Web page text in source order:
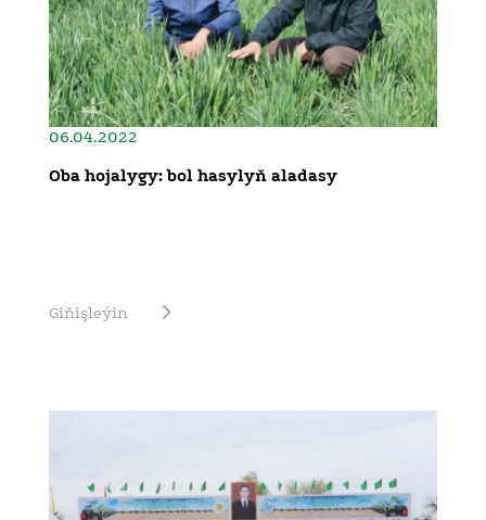
06.04.2022
Oba hojalygy: bol hasylyň aladasy
Giňişleýin